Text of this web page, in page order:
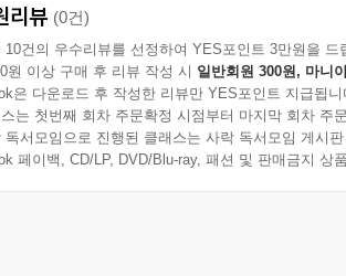
하면 몸이 늙고 병이 들거나, 기억력이 떨어
의 노화가 모든 노화의 원흉이라고 주장한다
키는 인간의 본질적인 노화는 ‘감정의 노
엽의 부분부터 노화가 진행되며, 이 전두엽
는 역설한다. 감정이 노화하여 자발성, 호기
의 노화도 촉진시킨다는 것이다. 이 책에서는
리뷰 (0건)
10건의 우수리뷰를 선정하여 YES포인트 3만원을 드
원 이상 구매 후 리뷰 작성 시 일반회원 300원, 마니
은 다운로드 후 작성한 리뷰만 YES포인트 지급됩니
는 첫번째 회차 주문확정 시점부터 마지막 회차 주
독서모임으로 진행된 클래스는 사락 독서모임 게시
페이백, CD/LP, DVD/Blu-ray, 패션 및 판매금지 상